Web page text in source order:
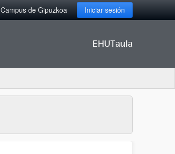
Campus de Gipuzkoa Iniciar sesión
EHUTaula